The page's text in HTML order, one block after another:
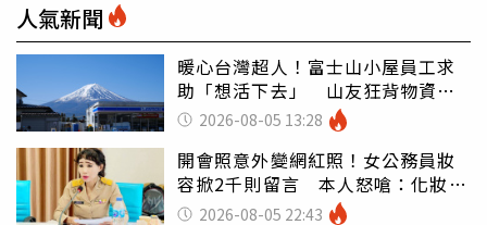
人氣新聞
暖心台灣超人！富士山小屋員工求
助「想活下去」 山友狂背物資上
山：台灣真的是寶島
2026-08-05 13:28
開會照意外變網紅照！女公務員妝
容掀2千則留言 本人怒嗆：化妝有
錯嗎2026-08-05 22:43